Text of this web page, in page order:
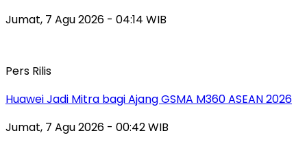
Jumat, 7 Agu 2026 - 04:14 WIB
Pers Rilis
Huawei Jadi Mitra bagi Ajang GSMA M360 ASEAN 2026
Jumat, 7 Agu 2026 - 00:42 WIB